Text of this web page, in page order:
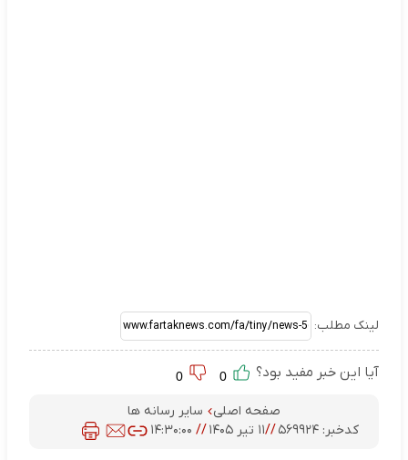
لینک مطلب:
آیا این خبر مفید بود؟
صفحه اصلی
سایر رسانه ها
کدخبر:۵۶۹۹۲۴ //۱۱ تیر ۱۴۰۵ // ۱۴:۳۰:۰۰